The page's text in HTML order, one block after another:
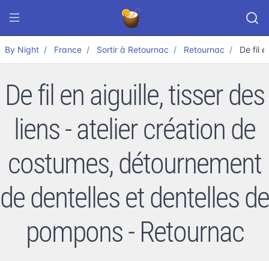
By Night France Sortir à Retournac Retournac De fil
De fil en aiguille, tisser des
liens - atelier création de
costumes, détournement
de dentelles et dentelles de
pompons - Retournac